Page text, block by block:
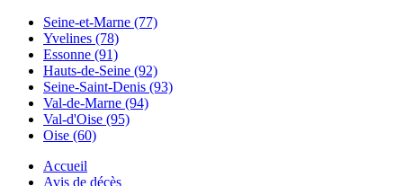
Seine-et-Marne (77)
Yvelines (78)
Essonne (91)
Hauts-de-Seine (92)
Seine-Saint-Denis (93)
Val-de-Marne (94)
Val-d'Oise (95)
Oise (60)
Accueil
Avis de décès